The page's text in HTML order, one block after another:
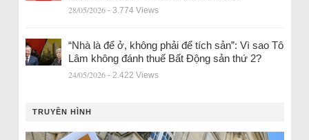
28/05/2026 - 3.774 Views
“Nhà là để ở, không phải để tích sản”: Vì sao Tô
Lâm không đánh thuế Bất Động sản thứ 2?
24/05/2026 - 2.422 Views
TRUYỀN HÌNH